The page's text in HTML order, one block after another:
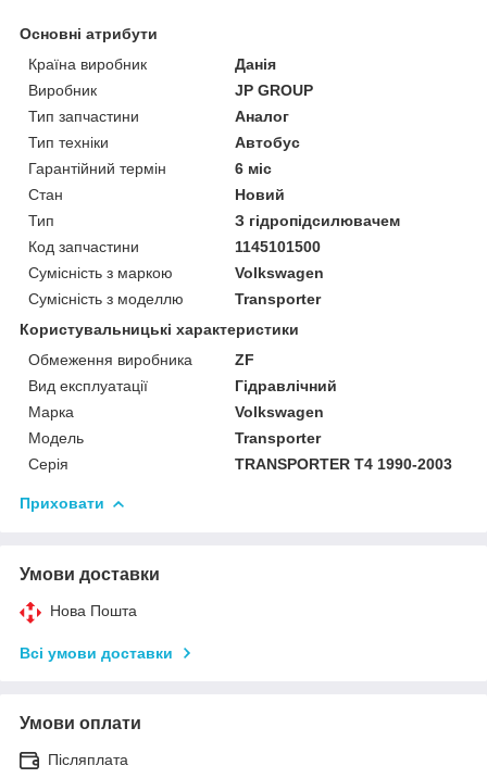
Основні атрибути
Країна виробник
Данія
Виробник
JP GROUP
Тип запчастини
Аналог
Тип техніки
Автобус
Гарантійний термін
6 міс
Стан
Новий
Тип
З гідропідсилювачем
Код запчастини
1145101500
Сумісність з маркою
Volkswagen
Сумісність з моделлю
Transporter
Користувальницькі характеристики
Обмеження виробника
ZF
Вид експлуатації
Гідравлічний
Марка
Volkswagen
Модель
Transporter
Серія
TRANSPORTER T4 1990-2003
Приховати
Умови доставки
Нова Пошта
Всі умови доставки
Умови оплати
Післяплата